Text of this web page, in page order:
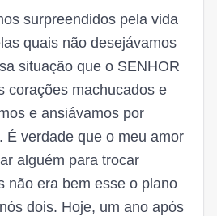
surpreendidos pela vida
quais não desejávamos
situação que o SENHOR
corações machucados e
e ansiávamos por
É verdade que o meu amor
alguém para trocar
não era bem esse o plano
dois. Hoje, um ano após